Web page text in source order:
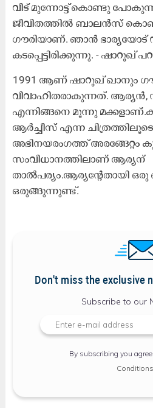
വീട് മുന്നോട്ട് കൊണ്ടു
ജീവിതത്തിൽ ബാലൻസ്
ഗൗരിയാണ്. ഞാൻ ഭാര്യയോട്
കടപ്പെട്ടിരിക്കുന്നു. - ഷാറൂഖ്
1991 ആണ് ഷാറൂഖ് ഖാനും
വിവാഹിതരാകുന്നത്.
എന്നിങ്ങനെ മൂന്നു
ആർച്ചീസ് എന്ന
അഭിനയരംഗത്ത് അരങ്ങേറ്റം
സംവിധാനത്തിലാണ് ആര്യന്
താൽപര്യം.ആര്യന്റേതായി
ഒരുങ്ങുന്നുണ്ട്.
Don't miss the exclusive
Subscribe to our
By subscribing you
Conditions